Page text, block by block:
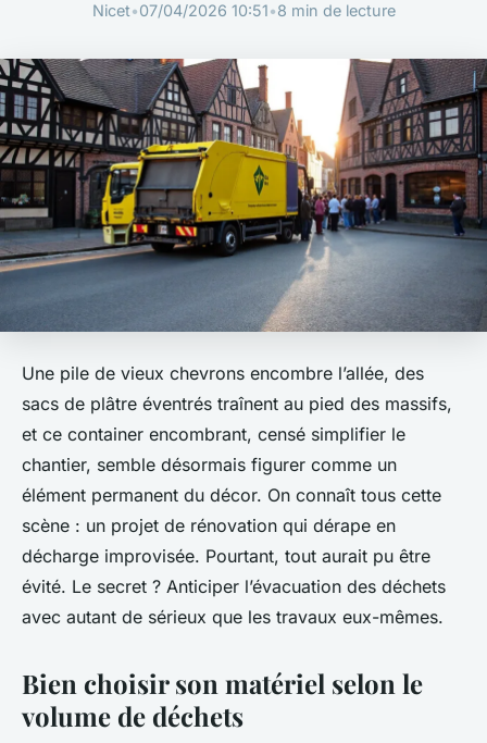
Nicet•07/04/2026 10:51•8 min de lecture
Une pile de vieux chevrons encombre l’allée, des
sacs de plâtre éventrés traînent au pied des massifs,
et ce container encombrant, censé simplifier le
chantier, semble désormais figurer comme un
élément permanent du décor. On connaît tous cette
scène : un projet de rénovation qui dérape en
décharge improvisée. Pourtant, tout aurait pu être
évité. Le secret ? Anticiper l’évacuation des déchets
avec autant de sérieux que les travaux eux-mêmes.
Bien choisir son matériel selon le
volume de déchets